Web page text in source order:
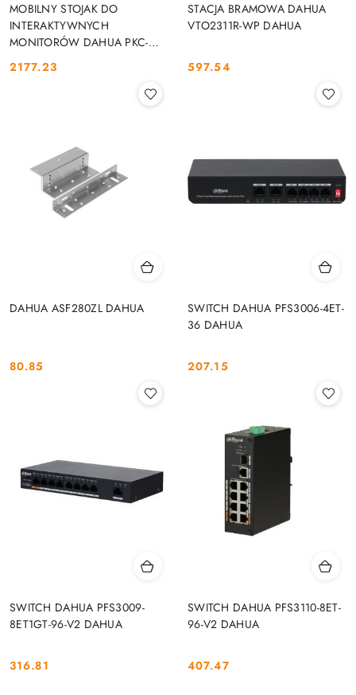
MOBILNY STOJAK DO
INTERAKTYWNYCH
MONITORÓW DAHUA PKC-
MS0B DAHUA
Cena:
2177.23
STACJA BRAMOWA DAHUA
VTO2311R-WP DAHUA
Cena:
597.54
DAHUA ASF280ZL DAHUA
Cena:
80.85
SWITCH DAHUA PFS3006-4ET-
36 DAHUA
Cena:
207.15
SWITCH DAHUA PFS3009-
8ET1GT-96-V2 DAHUA
Cena:
316.81
SWITCH DAHUA PFS3110-8ET-
96-V2 DAHUA
Cena:
407.47